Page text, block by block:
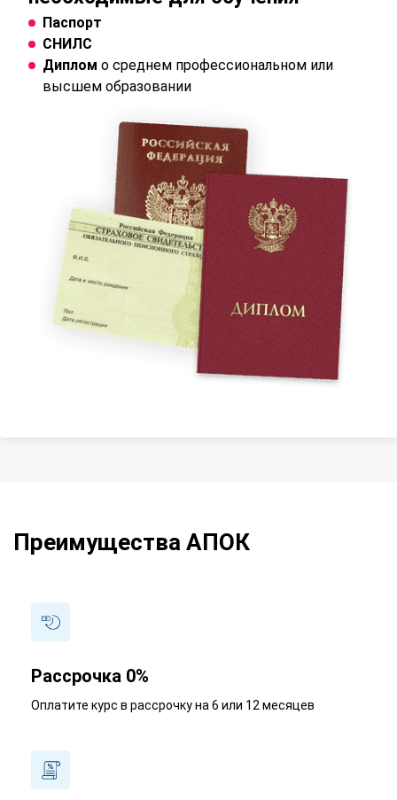
Паспорт
СНИЛС
Диплом о среднем профессиональном или
высшем образовании
Преимущества АПОК
Рассрочка 0%
Оплатите курс в рассрочку на 6 или 12 месяцев